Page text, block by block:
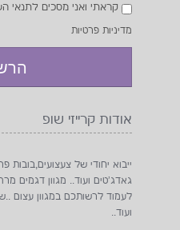
₪18
קראתי ואני מסכים לתנאי
מדיניות פרטיות
אודות קרייזי שופ
ייבוא יחודי של צעצועים,בובות
גאדג'טים ועוד.. מגוון דגמים
לעמוד לרשותכם במגוון עצום
ועוד..